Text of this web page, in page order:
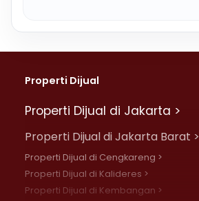
Properti Dijual
Properti Dijual di Jakarta >
Properti Dijual di Jakarta Barat >
Properti Dijual di Cengkareng >
Properti Dijual di Kalideres >
Properti Dijual di Kembangan >